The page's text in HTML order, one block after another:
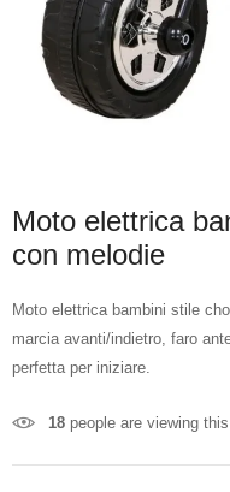
Moto elettrica
con melodie
Moto elettrica bambini stile
marcia avanti/indietro, faro
perfetta per iniziare.
18 people are viewing